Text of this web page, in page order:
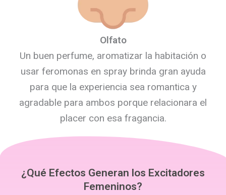
Olfato
Un buen perfume, aromatizar la habitación o
usar feromonas en spray brinda gran ayuda
para que la experiencia sea romantica y
agradable para ambos porque relacionara el
placer con esa fragancia.
¿Qué Efectos Generan los Excitadores
Femeninos?